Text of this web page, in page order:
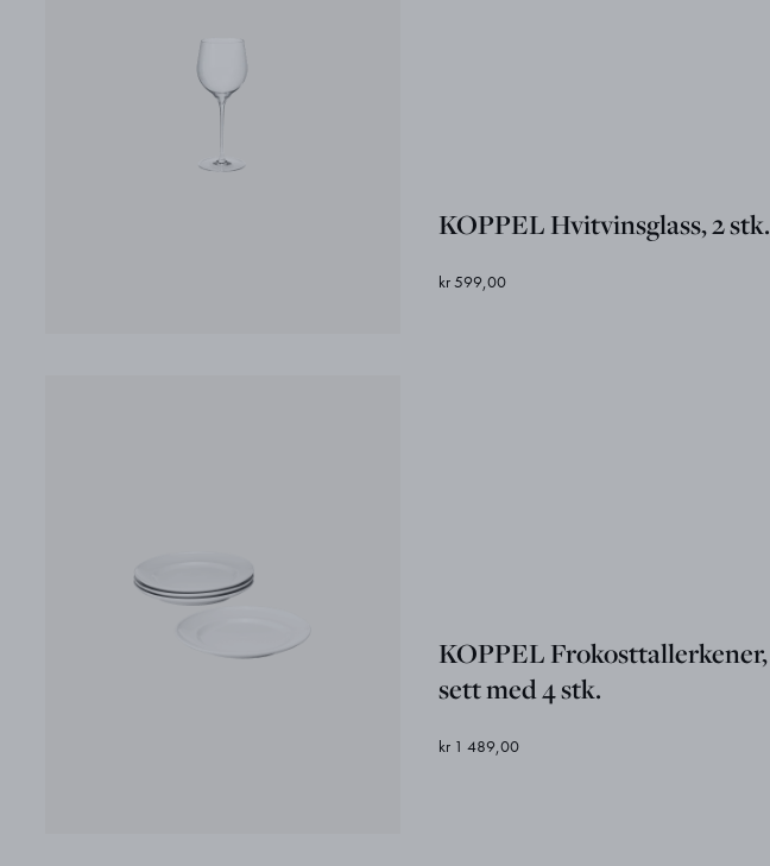
KOPPEL Hvitvinsglass, 2 stk.
kr 599,00
KOPPEL Frokosttallerkener,
sett med 4 stk.
kr 1 489,00